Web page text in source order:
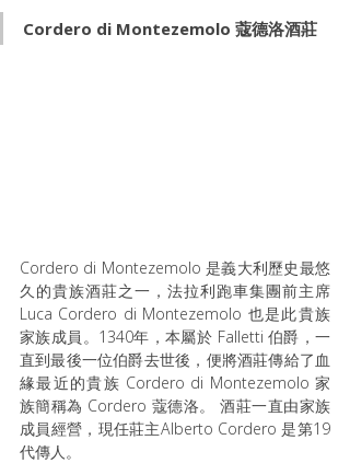
Cordero di Montezemolo 蔻德洛酒莊
Cordero di Montezemolo 是義大利歷史最悠
久的貴族酒莊之一，法拉利跑車集團前主席
Luca Cordero di Montezemolo 也是此貴族
家族成員。1340年，本屬於 Falletti 伯爵，一
直到最後一位伯爵去世後，便將酒莊傳給了血
緣最近的貴族 Cordero di Montezemolo 家
族簡稱為 Cordero 蔻德洛。 酒莊一直由家族
成員經營，現任莊主Alberto Cordero 是第19
代傳人。